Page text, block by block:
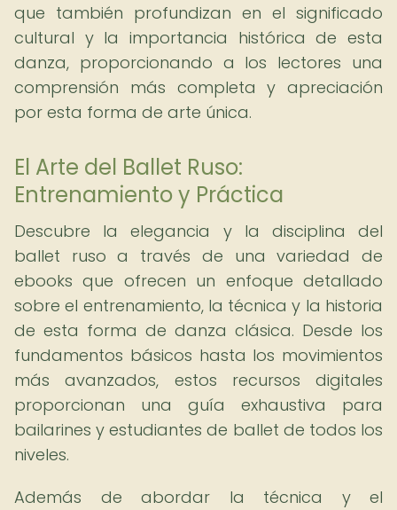
que también profundizan en el significado
cultural y la importancia histórica de esta
danza, proporcionando a los lectores una
comprensión más completa y apreciación
por esta forma de arte única.
El Arte del Ballet Ruso:
Entrenamiento y Práctica
Descubre la elegancia y la disciplina del
ballet ruso a través de una variedad de
ebooks que ofrecen un enfoque detallado
sobre el entrenamiento, la técnica y la historia
de esta forma de danza clásica. Desde los
fundamentos básicos hasta los movimientos
más avanzados, estos recursos digitales
proporcionan una guía exhaustiva para
bailarines y estudiantes de ballet de todos los
niveles.
Además de abordar la técnica y el